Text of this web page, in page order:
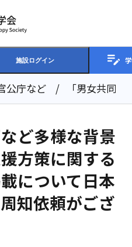
施設ログイン
公庁など 「男女共同
ど多様な背景
方策に関する
について日本
知依頼がござ